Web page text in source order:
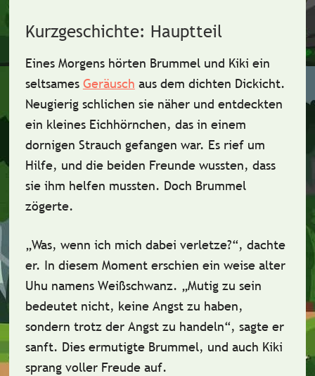
Kurzgeschichte: Hauptteil
Eines Morgens hörten Brummel und Kiki ein
seltsames Geräusch aus dem dichten Dickicht.
Neugierig schlichen sie näher und entdeckten
ein kleines Eichhörnchen, das in einem
dornigen Strauch gefangen war. Es rief um
Hilfe, und die beiden Freunde wussten, dass
sie ihm helfen mussten. Doch Brummel
zögerte.
„Was, wenn ich mich dabei verletze?“, dachte
er. In diesem Moment erschien ein weise alter
Uhu namens Weißschwanz. „Mutig zu sein
bedeutet nicht, keine Angst zu haben,
sondern trotz der Angst zu handeln“, sagte er
sanft. Dies ermutigte Brummel, und auch Kiki
sprang voller Freude auf.